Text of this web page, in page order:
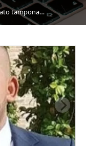
“Il nostro caro non è stato tamponato, ma investito da un’auto mentre attraversava la strada sulle strisce con la sua bici”